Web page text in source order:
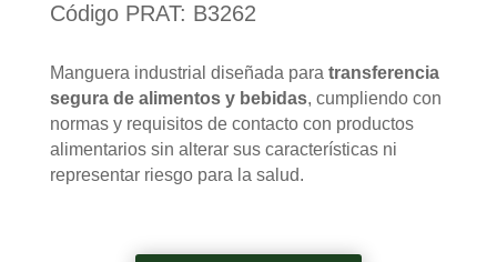
Código PRAT: B3262
Manguera industrial diseñada para transferencia
segura de alimentos y bebidas, cumpliendo con
normas y requisitos de contacto con productos
alimentarios sin alterar sus características ni
representar riesgo para la salud.